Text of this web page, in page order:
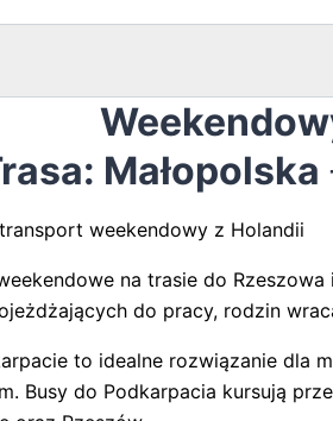
weekendowy z Holandii
na trasie do
do pracy, rodzin
to idealne rozwiązanie dla
Busy do Podkarpacia kursują